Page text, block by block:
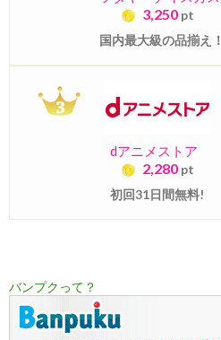
3,250 pt
国内最大級の品揃え！
dアニメストア
2,280 pt
初回31日間無料!
バンプクって？